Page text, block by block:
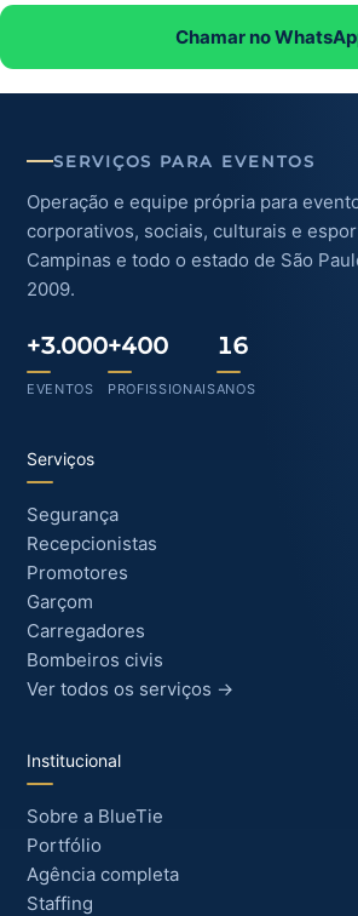
Chamar no
SERVIÇOS PARA EVENTOS
Operação e equipe própria para
corporativos, sociais, culturais e
Campinas e todo o estado de São
2009.
+3.000
EVENTOS
+400
PROFISSIONAIS
16
ANOS
Serviços
Segurança
Recepcionistas
Promotores
Garçom
Carregadores
Bombeiros civis
Ver todos os serviços →
Institucional
Sobre a BlueTie
Portfólio
Agência completa
Staffing